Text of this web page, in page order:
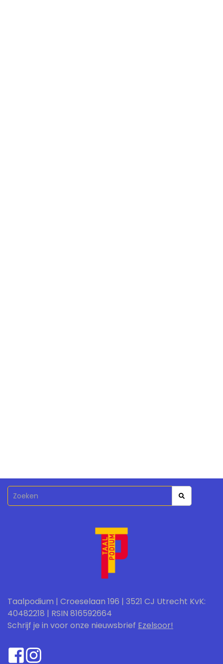
Taalpodium | Croeselaan 196 | 3521 CJ Utrecht KvK:
40482218 | RSIN 816592664
Schrijf je in voor onze nieuwsbrief Ezelsoor!